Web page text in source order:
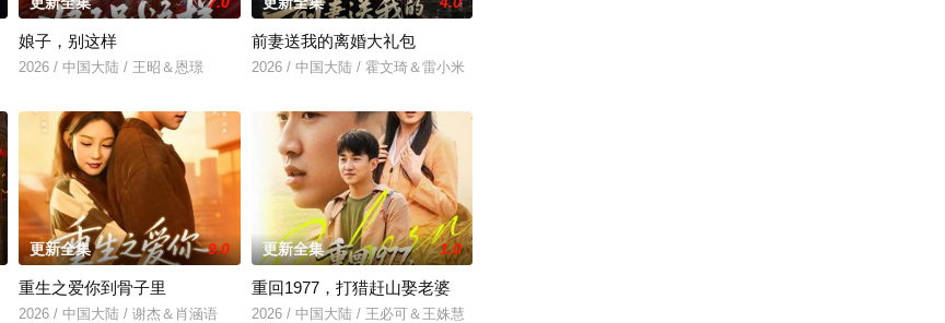
娘子，别这样
2026 / 中国大陆 / 王昭＆恩璟
前妻送我的离婚大礼包
2026 / 中国大陆 / 霍文琦＆雷小米
更新全集 9.0
重生之爱你到骨子里
2026 / 中国大陆 / 谢杰＆肖涵语
更新全集 1.0
重回1977，打猎赶山娶老婆
2026 / 中国大陆 / 王必可＆王姝慧